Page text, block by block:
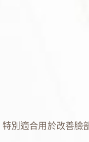
別適合用於改善